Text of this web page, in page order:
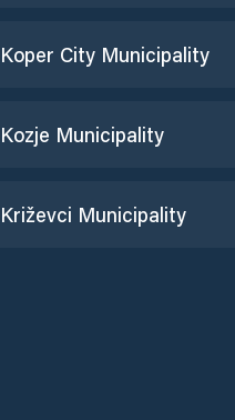
Koper City Municipality
Kozje Municipality
Križevci Municipality